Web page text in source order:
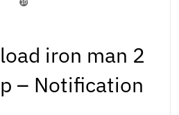
iron man 2
– Notification